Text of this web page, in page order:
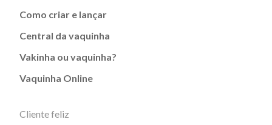
Como criar e lançar
Central da vaquinha
Vakinha ou vaquinha?
Vaquinha Online
Cliente feliz